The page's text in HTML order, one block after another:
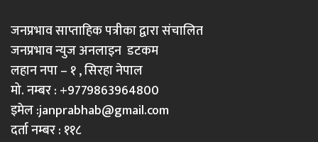
जनप्रभाव साप्ताहिक पत्रीका द्वारा संचालित
जनप्रभाव न्युज अनलाइन डटकम
लहान नपा – १ , सिरहा नेपाल
मो. नम्बर : +9779863964800
इमेल :janprabhab@gmail.com
दर्ता नम्बर : ११८